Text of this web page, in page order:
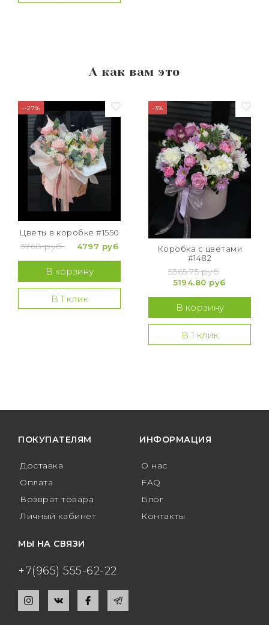
А как вам это
--27%
Цветы в коробке #1550
3768 руб 4797 руб
В корзину
В 1 клик
-3%
Коробка с цветами
#1482
5365.75 руб
5194.80 руб
В корзину
В 1 клик
ПОКУПАТЕЛЯМ
Доставка
Оплата
Возврат товара
Личный кабинет
ИНФОРМАЦИЯ
О нас
FAQ
Блог
Контакты
МЫ НА СВЯЗИ
+7(965) 555-62-22